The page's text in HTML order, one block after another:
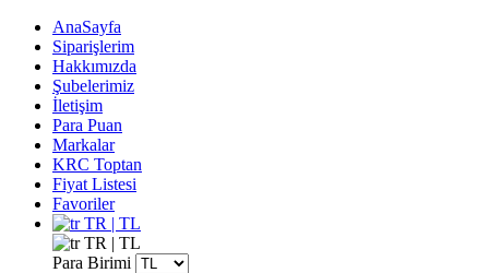
AnaSayfa
Siparişlerim
Hakkımızda
Şubelerimiz
İletişim
Para Puan
Markalar
KRC Toptan
Fiyat Listesi
Favoriler
TR | TL
TR | TL
Para Birimi